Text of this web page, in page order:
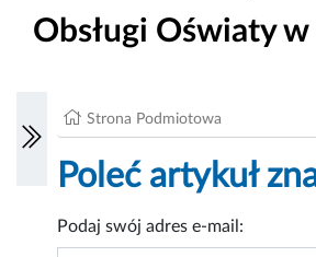
Obsługi Oświaty
Strona Podmiotowa
Poleć artykuł
Podaj swój adres e-mail: